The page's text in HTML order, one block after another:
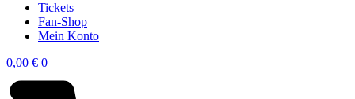
Tickets
Fan-Shop
Mein Konto
0,00 € 0